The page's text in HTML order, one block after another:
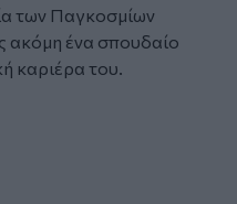
των Παγκοσμίων
ακόμη ένα σπουδαίο
καριέρα του.